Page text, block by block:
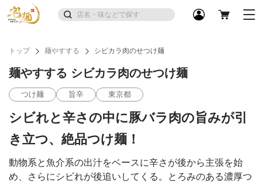
トップ 麺やすする シビカラ肉のせつけ麺
麺やすする シビカラ肉のせつけ麺
つけ麺 旨辛 東京都
シビれと辛さの中に豚バラ肉の旨みが引
き立つ、絶品つけ麺！
動物系と魚介系の出汁をベースに辛さが後から主張を始
め、さらにシビれが後追いしてくる。とろみのある濃厚つ